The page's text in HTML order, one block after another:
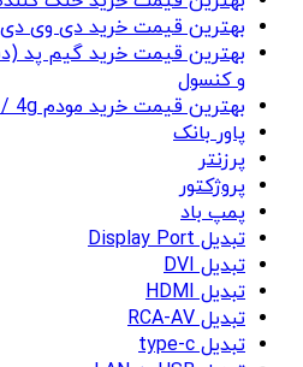
بهترین قیمت خرید دی وی دی
بهترین قیمت خرید گیم پد
و کنسول
بهترین قیمت خرید مودم adsl / vdsl / 5g / 4g
پاور بانک
پرزنتر
پروژکتور
پمپ باد
تبدیل Display Port
تبدیل DVI
تبدیل HDMI
تبدیل RCA-AV
تبدیل type-c